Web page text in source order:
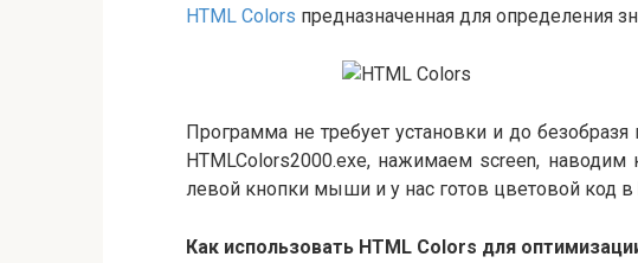
HTML Colors предназначенная для определения
Программа не требует установки и до
HTMLColors2000.exe, нажимаем screen,
левой кнопки мыши и у нас готов цветовой код в
Как использовать HTML Colors для